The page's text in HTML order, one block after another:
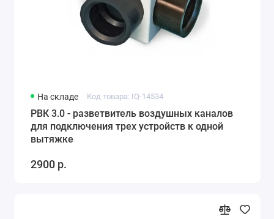
На складе Код товара: IQ-14534
РВК 3.0 - разветвитель воздушных каналов
для подключения трех устройств к одной
вытяжке
2900 р.